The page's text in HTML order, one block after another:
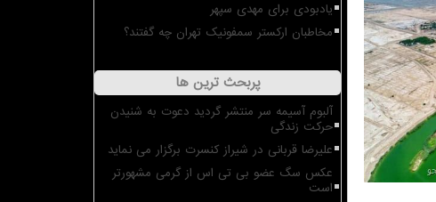
یادبودی برای مهدی سپهر
مخاطبان ارکستر سمفونیک تهران چه گفتند؟
پربحث ترین ها
آلبوم آسیمه سر منتشر گردید دعوت به شنیدن
حرکت زندگی
علیرضا قربانی در شیراز کنسرت برگزار می نماید
عکس سگ عضو بی تی اس از گرمی مشهورتر
است